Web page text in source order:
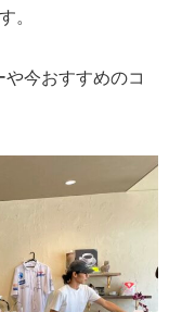
。
今おすすめのコ